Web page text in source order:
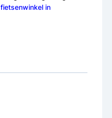
fietsenwinkel in